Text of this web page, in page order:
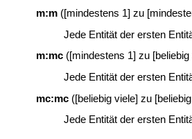
m:m([mindestens 1] zu
Jede Entität der ersten
m:mc([mindestens 1] zu [beliebig
Jede Entität der ersten
mc:mc([beliebig viele] zu
Jede Entität der ersten